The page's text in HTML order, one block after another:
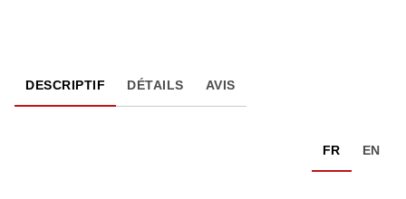
DESCRIPTIF DÉTAILS AVIS
FR EN